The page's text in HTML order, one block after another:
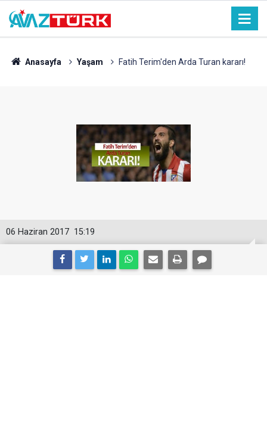
Anasayfa Yaşam Fatih Terim'den Arda Turan kararı!
15:19
06 Haziran 2017